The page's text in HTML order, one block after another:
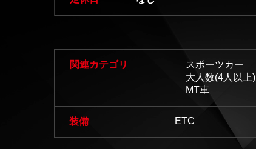
関連カテゴリ
スポーツカー
大人数(4人以上)
MT車
装備 ETC